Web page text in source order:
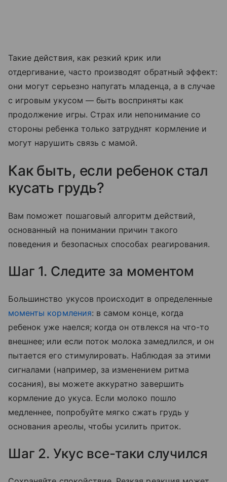
Такие действия, как резкий крик или
отдергивание, часто производят обратный эффект:
они могут серьезно напугать младенца, а в случае
с игровым укусом — быть восприняты как
продолжение игры. Страх или непонимание со
стороны ребенка только затруднят кормление и
могут нарушить связь с мамой.
Как быть, если ребенок стал
кусать грудь?
Вам поможет пошаговый алгоритм действий,
основанный на понимании причин такого
поведения и безопасных способах реагирования.
Шаг 1. Следите за моментом
Большинство укусов происходит в определенные
моменты кормления: в самом конце, когда
ребенок уже наелся; когда он отвлекся на что-то
внешнее; или если поток молока замедлился, и он
пытается его стимулировать. Наблюдая за этими
сигналами (например, за изменением ритма
сосания), вы можете аккуратно завершить
кормление до укуса. Если молоко пошло
медленнее, попробуйте мягко сжать грудь у
основания ареолы, чтобы усилить приток.
Шаг 2. Укус все-таки случился